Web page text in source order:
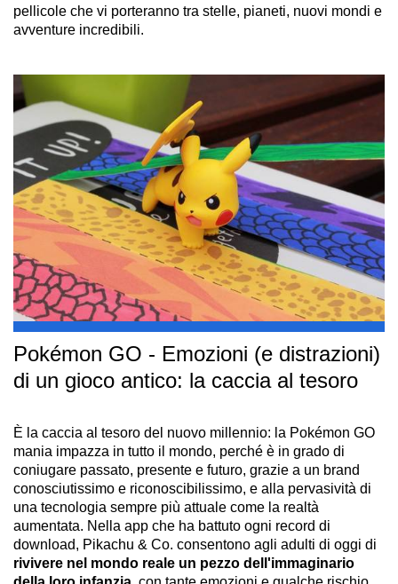
pellicole che vi porteranno tra stelle, pianeti, nuovi mondi e
avventure incredibili.
Pokémon GO - Emozioni (e distrazioni)
di un gioco antico: la caccia al tesoro
È la caccia al tesoro del nuovo millennio: la Pokémon GO
mania impazza in tutto il mondo, perché è in grado di
coniugare passato, presente e futuro, grazie a un brand
conosciutissimo e riconoscibilissimo, e alla pervasività di
una tecnologia sempre più attuale come la realtà
aumentata. Nella app che ha battuto ogni record di
download, Pikachu & Co. consentono agli adulti di oggi di
rivivere nel mondo reale un pezzo dell'immaginario